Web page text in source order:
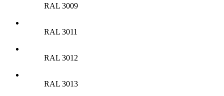
RAL 3009
RAL 3011
RAL 3012
RAL 3013